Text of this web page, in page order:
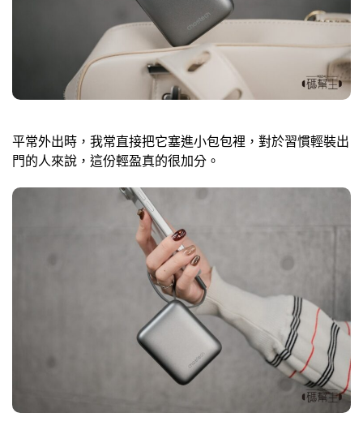
平常外出時，我常直接把它塞進小包包裡，對於習慣輕裝出
門的人來說，這份輕盈真的很加分。